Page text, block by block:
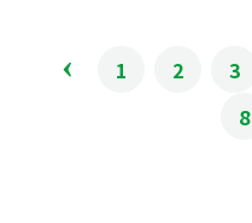
1 2 3
8